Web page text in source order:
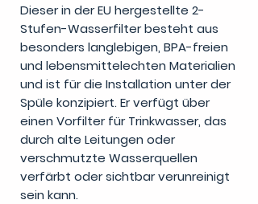
Dieser in der EU hergestellte 2-
Stufen-Wasserfilter besteht aus
besonders langlebigen, BPA-freien
und lebensmittelechten Materialien
und ist für die Installation unter der
Spüle konzipiert. Er verfügt über
einen Vorfilter für Trinkwasser, das
durch alte Leitungen oder
verschmutzte Wasserquellen
verfärbt oder sichtbar verunreinigt
sein kann.